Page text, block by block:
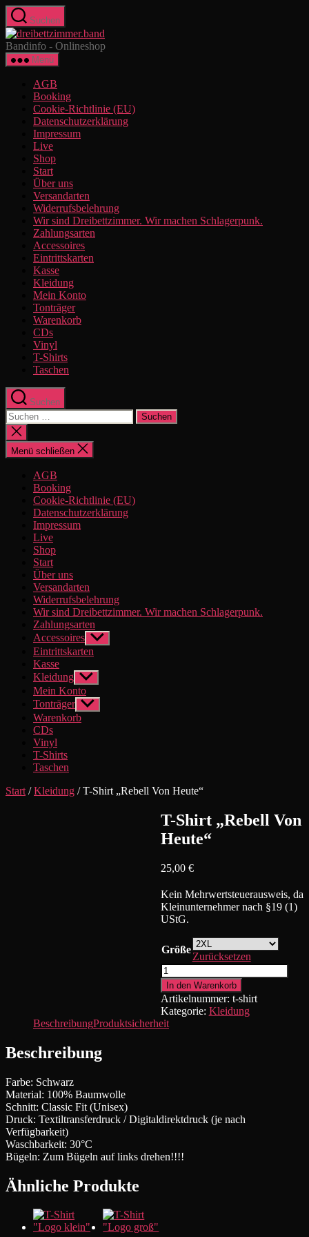
Zum
Inhalt
springen
Suchen
Bandinfo - Onlineshop
Menü
AGB
Booking
Cookie-Richtlinie (EU)
Datenschutzerklärung
Impressum
Live
Shop
Start
Über uns
Versandarten
Widerrufsbelehrung
Wir sind Dreibettzimmer. Wir machen Schlagerpunk.
Zahlungsarten
Accessoires
Eintrittskarten
Kasse
Kleidung
Mein Konto
Tonträger
Warenkorb
CDs
Vinyl
T-Shirts
Taschen
Suchen
Suchen
nach:
Suche
schließen
Menü schließen
AGB
Booking
Cookie-Richtlinie (EU)
Datenschutzerklärung
Impressum
Live
Shop
Start
Über uns
Versandarten
Widerrufsbelehrung
Wir sind Dreibettzimmer. Wir machen Schlagerpunk.
Zahlungsarten
Accessoires Untermenü
anzeigen
Eintrittskarten
Kasse
Kleidung Untermenü
anzeigen
Mein Konto
Tonträger Untermenü
anzeigen
Warenkorb
CDs
Vinyl
T-Shirts
Taschen
Start /Kleidung / T-Shirt „Rebell Von Heute“
T-Shirt „Rebell Von
Heute“
25,00 €
Kein Mehrwertsteuerausweis, da
Kleinunternehmer nach §19 (1)
UStG.
Größe
Zurücksetzen
T-
Shirt
"Rebell
Von
Heute"
Menge
In den Warenkorb
Artikelnummer: t-shirt
Kategorie: Kleidung
BeschreibungProduktsicherheit
Beschreibung
Farbe: Schwarz
Material: 100% Baumwolle
Schnitt: Classic Fit (Unisex)
Druck: Textiltransferdruck / Digitaldirektdruck (je nach
Verfügbarkeit)
Waschbarkeit: 30°C
Bügeln: Zum Bügeln auf links drehen!!!!
Ähnliche Produkte